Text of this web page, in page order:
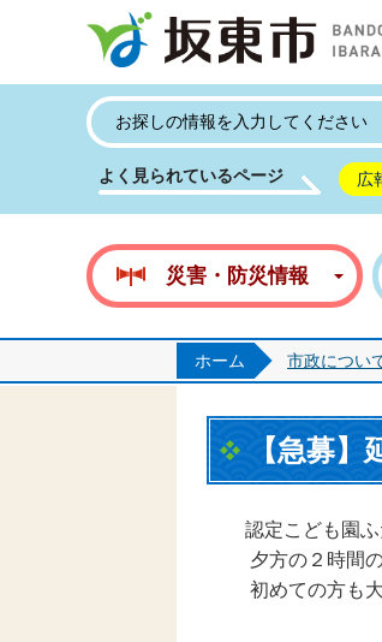
よく見られているページ 広
災害・防災情報
ホーム 市政につい
【急募
認定こども園ふ
夕方の２時間
初めての方も大